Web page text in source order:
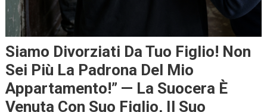
Siamo Divorziati Da Tuo Figlio! Non
Sei Più La Padrona Del Mio
Appartamento!” — La Suocera È
Venuta Con Suo Figlio, Il Suo